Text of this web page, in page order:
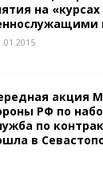
на
акция
РФ по
по
в